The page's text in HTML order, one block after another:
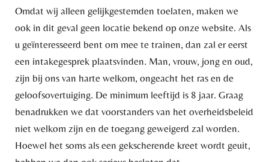
Omdat wij alleen gelijkgestemden toelaten, maken we
ook in dit geval geen locatie bekend op onze website. Als
u geïnteresseerd bent om mee te trainen, dan zal er eerst
een intakegesprek plaatsvinden. Man, vrouw, jong en oud,
zijn bij ons van harte welkom, ongeacht het ras en de
geloofsovertuiging. De minimum leeftijd is 8 jaar. Graag
benadrukken we dat voorstanders van het overheidsbeleid
niet welkom zijn en de toegang geweigerd zal worden.
Hoewel het soms als een gekscherende kreet wordt geuit,